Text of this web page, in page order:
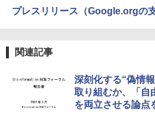
プレスリリース（Google.orgの支
関連記事
深刻化する“偽情
取り組むか、「自
を両立させる論点